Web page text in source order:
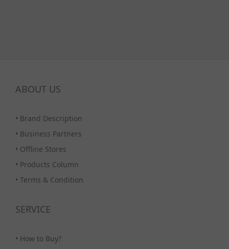
ABOUT US
• Brand Description
• Business Partners
• Offline Stores
• Products Column
• Terms & Condition
SERVICE
• How to Buy?